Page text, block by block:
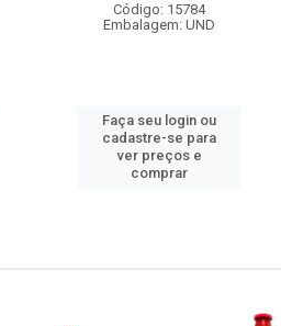
Código: 15784
Embalagem: UND
Faça seu login ou
cadastre-se para
ver preços e
comprar